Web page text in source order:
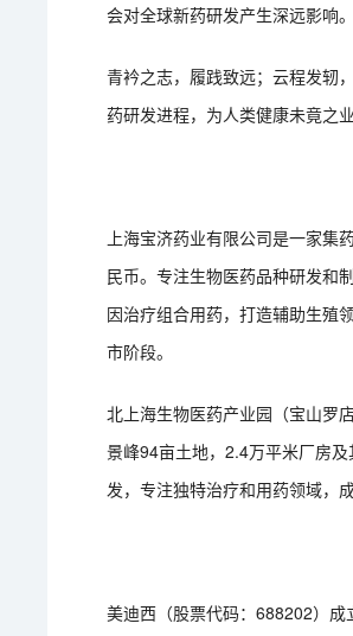
会对全球新药研发产生深远影响。
青衿之志，履践致远；云程发轫
药研发进程，为人类健康未竟之业
上海宝济药业有限公司是一家
民币。专注生物医药品种研发和
因治疗组合用药，打造辅助生殖
市阶段。
北上海生物医药产业园（宝山罗
景峰94亩土地，2.4万平米厂房
发，专注独特治疗和用药领域，
美迪西（股票代码：688202）